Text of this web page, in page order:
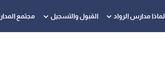
لماذا مدارس الرواد القبول والتسجيل مجتمع